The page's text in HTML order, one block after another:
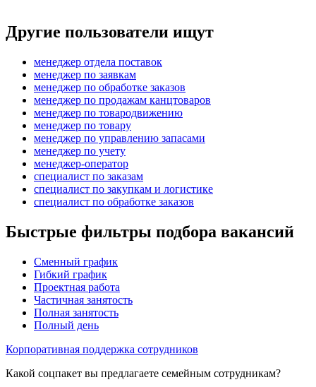
Другие пользователи ищут
менеджер отдела поставок
менеджер по заявкам
менеджер по обработке заказов
менеджер по продажам канцтоваров
менеджер по товародвижению
менеджер по товару
менеджер по управлению запасами
менеджер по учету
менеджер-оператор
специалист по заказам
специалист по закупкам и логистике
специалист по обработке заказов
Быстрые фильтры подбора вакансий
Сменный график
Гибкий график
Проектная работа
Частичная занятость
Полная занятость
Полный день
Корпоративная поддержка сотрудников
Какой соцпакет вы предлагаете семейным сотрудникам?